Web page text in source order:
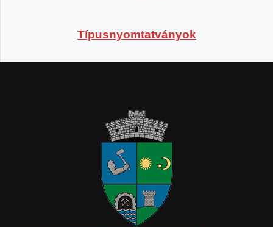
Típusnyomtatványok